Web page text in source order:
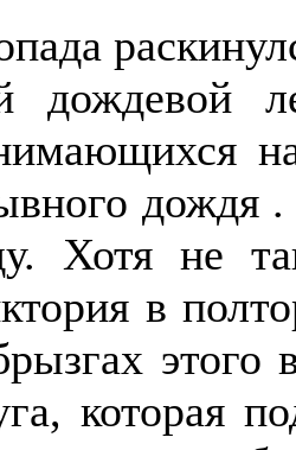
дождевой
дождя
Хотя не
в
этого
которая